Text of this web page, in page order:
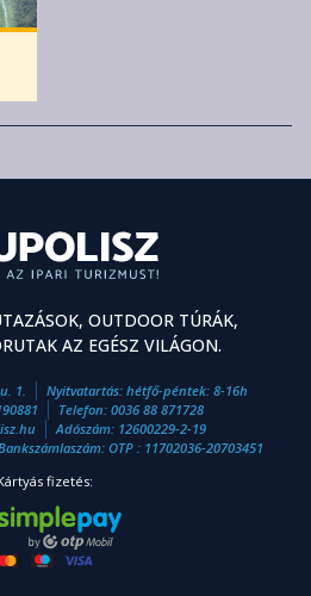
OUTDOOR TÚRÁK,
AZ EGÉSZ VILÁGON.
1.
Nyitvatartás: hétfő-péntek: 8-16h
Telefon: 0036 88 871728
Adószám: 12600229-2-19
OTP : 11702036-20703451
fizetés: